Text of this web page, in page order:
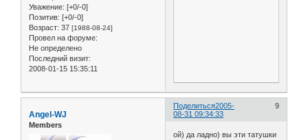
Уважение: [+0/-0]
Позитив: [+0/-0]
Возраст: 37 [1988-08-24]
Провел на форуме:
Не определено
Последний визит:
2008-01-15 15:35:11
Поделиться 9
2005-
08-31 09:34:33
Angel-WJ
Members
ой) да ладно) вы эти татушки